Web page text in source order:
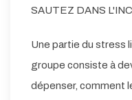
SAUTEZ DANS
Une partie du stress
groupe consiste à
dépenser, comment